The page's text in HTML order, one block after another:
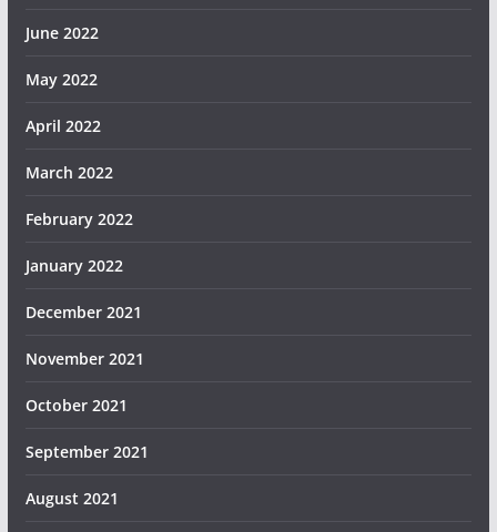
June 2022
May 2022
April 2022
March 2022
February 2022
January 2022
December 2021
November 2021
October 2021
September 2021
August 2021